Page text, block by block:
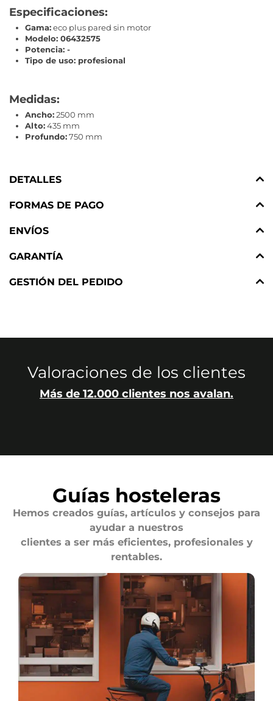
Especificaciones:
Gama:eco plus pared sin motor
Modelo: 06432575
Potencia: -
Tipo de uso: profesional
Medidas:
Ancho:2500 mm
Alto:435 mm
Profundo:750 mm
DETALLES
FORMAS DE PAGO
ENVÍOS
GARANTÍA
GESTIÓN DEL PEDIDO
Valoraciones de los clientes
Más de 12.000 clientes nos avalan.
Guías hosteleras
Hemos creados guías, artículos y consejos para
ayudar a nuestros
clientes a ser más eficientes, profesionales y
rentables.